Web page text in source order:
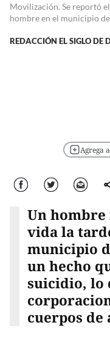
Movilización. Se reportó
hombre en el municipio
REDACCIÓN EL SIGLO DE
Agrega
Facebook Twitter Correo
Un
vida la
municipio
un hecho
suicidio, lo
cuerpos de